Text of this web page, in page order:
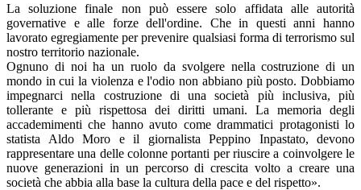
La soluzione finale non può essere solo affidata alle autorità
governative e alle forze dell'ordine. Che in questi anni hanno
lavorato egregiamente per prevenire qualsiasi forma di terrorismo sul
nostro territorio nazionale.
Ognuno di noi ha un ruolo da svolgere nella costruzione di un
mondo in cui la violenza e l'odio non abbiano più posto. Dobbiamo
impegnarci nella costruzione di una società più inclusiva, più
tollerante e più rispettosa dei diritti umani. La memoria degli
accademimenti che hanno avuto come drammatici protagonisti lo
statista Aldo Moro e il giornalista Peppino Inpastato, devono
rappresentare una delle colonne portanti per riuscire a coinvolgere le
nuove generazioni in un percorso di crescita volto a creare una
società che abbia alla base la cultura della pace e del rispetto».